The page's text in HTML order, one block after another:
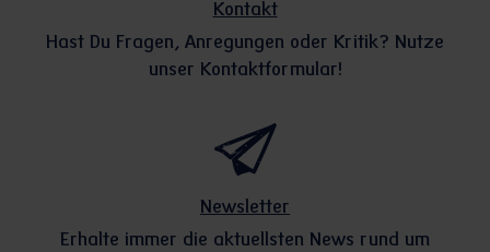
Kontakt
Hast Du Fragen, Anregungen oder Kritik? Nutze
unser Kontaktformular!
Newsletter
Erhalte immer die aktuellsten News rund um